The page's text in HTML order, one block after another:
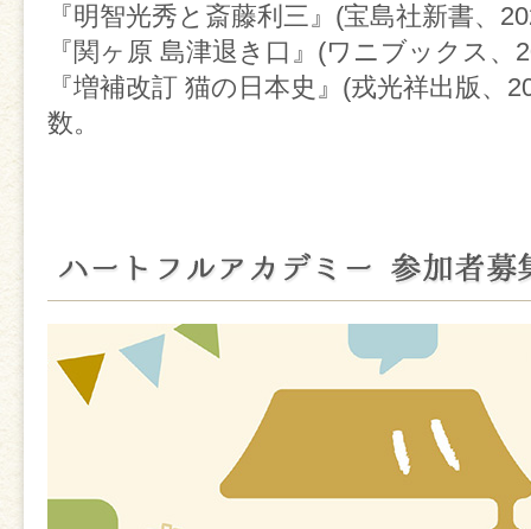
『明智光秀と斎藤利三』(宝島社新書、
『関ヶ原 島津退き口』(ワニブックス、
『増補改訂 猫の日本史』(戎光祥出版、
数。